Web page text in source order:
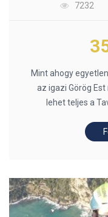
7232
Mint ahogy
az igazi Görög
lehet teljes a